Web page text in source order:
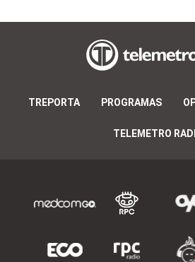
TREPORTA PROGRAMAS
TELEMETRO